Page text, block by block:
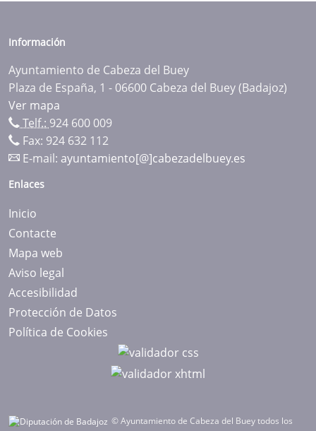
Información
Ayuntamiento de Cabeza del Buey
Plaza de España, 1 - 06600 Cabeza del Buey (Badajoz)
Ver mapa
Telf.: 924 600 009
Fax: 924 632 112
E-mail: ayuntamiento[@]cabezadelbuey.es
Enlaces
Inicio
Contacte
Mapa web
Aviso legal
Accesibilidad
Protección de Datos
Política de Cookies
© Ayuntamiento de Cabeza del Buey todos los